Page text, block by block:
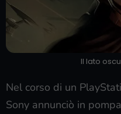
Il lato
Nel corso di un
Sony annunciò in